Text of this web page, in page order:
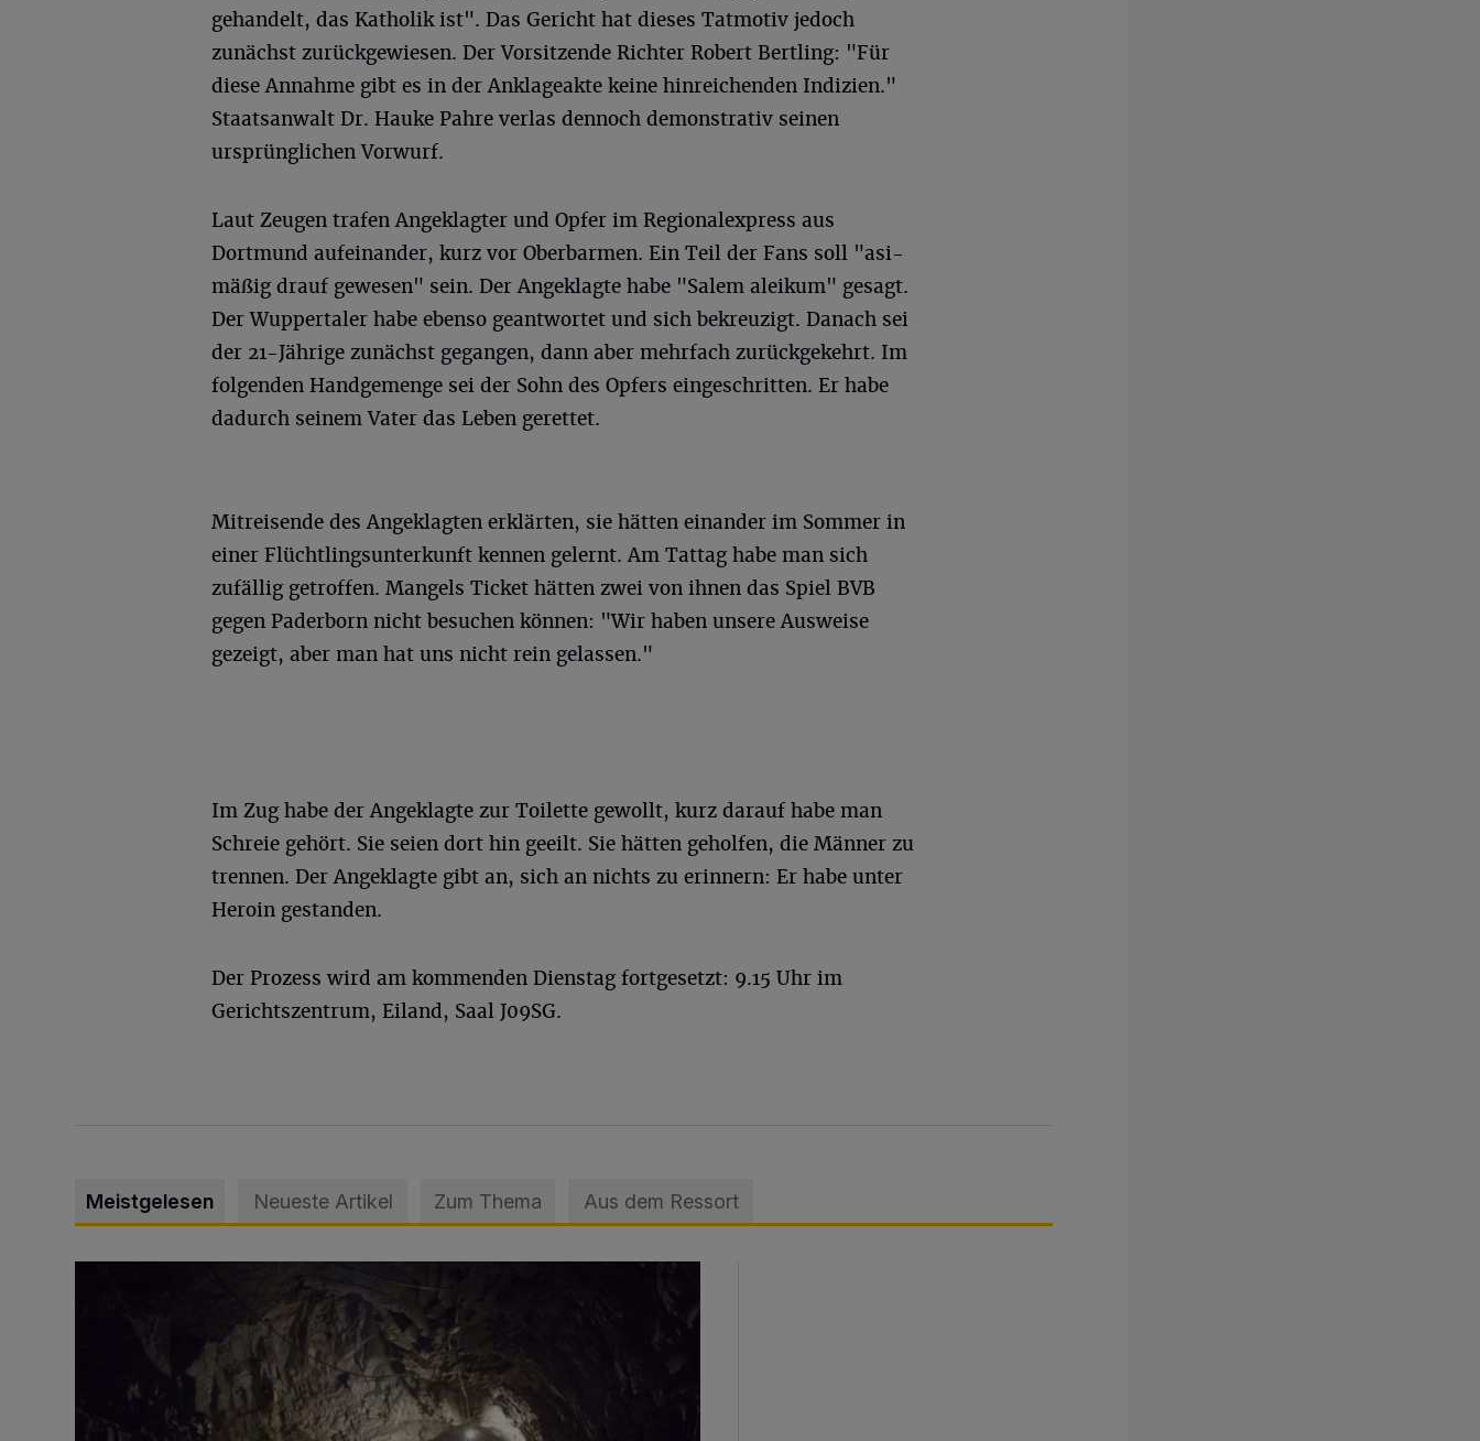
gehandelt, das Katholik ist". Das Gericht hat dieses Tatmotiv jedoch
zunächst zurückgewiesen. Der Vorsitzende Richter Robert Bertling: "Für
diese Annahme gibt es in der Anklageakte keine hinreichenden Indizien."
Staatsanwalt Dr. Hauke Pahre verlas dennoch demonstrativ seinen
ursprünglichen Vorwurf.
Laut Zeugen trafen Angeklagter und Opfer im Regionalexpress aus
Dortmund aufeinander, kurz vor Oberbarmen. Ein Teil der Fans soll "asi-
mäßig drauf gewesen" sein. Der Angeklagte habe "Salem aleikum" gesagt.
Der Wuppertaler habe ebenso geantwortet und sich bekreuzigt. Danach sei
der 21-Jährige zunächst gegangen, dann aber mehrfach zurückgekehrt. Im
folgenden Handgemenge sei der Sohn des Opfers eingeschritten. Er habe
dadurch seinem Vater das Leben gerettet.
Mitreisende des Angeklagten erklärten, sie hätten einander im Sommer in
einer Flüchtlingsunterkunft kennen gelernt. Am Tattag habe man sich
zufällig getroffen. Mangels Ticket hätten zwei von ihnen das Spiel BVB
gegen Paderborn nicht besuchen können: "Wir haben unsere Ausweise
gezeigt, aber man hat uns nicht rein gelassen."
Im Zug habe der Angeklagte zur Toilette gewollt, kurz darauf habe man
Schreie gehört. Sie seien dort hin geeilt. Sie hätten geholfen, die Männer zu
trennen. Der Angeklagte gibt an, sich an nichts zu erinnern: Er habe unter
Heroin gestanden.
Der Prozess wird am kommenden Dienstag fortgesetzt: 9.15 Uhr im
Gerichtszentrum, Eiland, Saal J09SG.
Meistgelesen Neueste Artikel Zum Thema Aus dem Ressort